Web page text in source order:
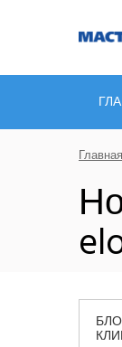
Главная